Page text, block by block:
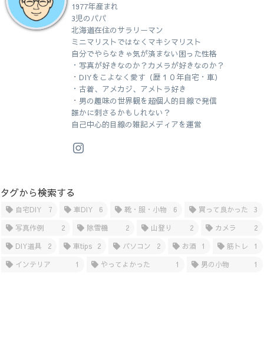
1977年産まれ
3児のパパ
北海道在住のサラリーマン
ミニマリストではなくマキシマリスト
自分でやらなきゃ気が済まない困った性格
・写真が好きなのか？カメラが好きなのか？
・DIYをこよなく愛す（歴１０年自宅・車）
・古着、アメカジ、アメトラ好き
・男の趣味の世界観を超個人的目線で発信
誰かに刺さるかもしれない？
自己中心的目線の雑記メディアを運営
タグから検索する
自宅DIY 7 車DIY 6 靴・服・小物 6 買って良かった
3
写真作例
2 除雪機 2 山登り 2 カメラ
2
DIY道具
2 車tips 2 パソコン 2 お酒 1 筋トレ
1
インテリア
1 やってよかった 1 男の小物 1